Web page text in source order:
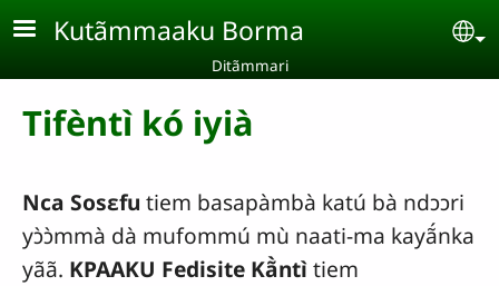
Aller au contenu principal
Kutãmmaaku Borma
Ditãmmari
Tifèntì kó iyià
Nca Sosɛfu tiem basapàmbà katú bà ndɔɔri
yɔ̀ɔ̀mmà dà mufommú mù naati-ma kayã́nka
yãã. KPAAKU Fedisite Kã̀ntìtiem